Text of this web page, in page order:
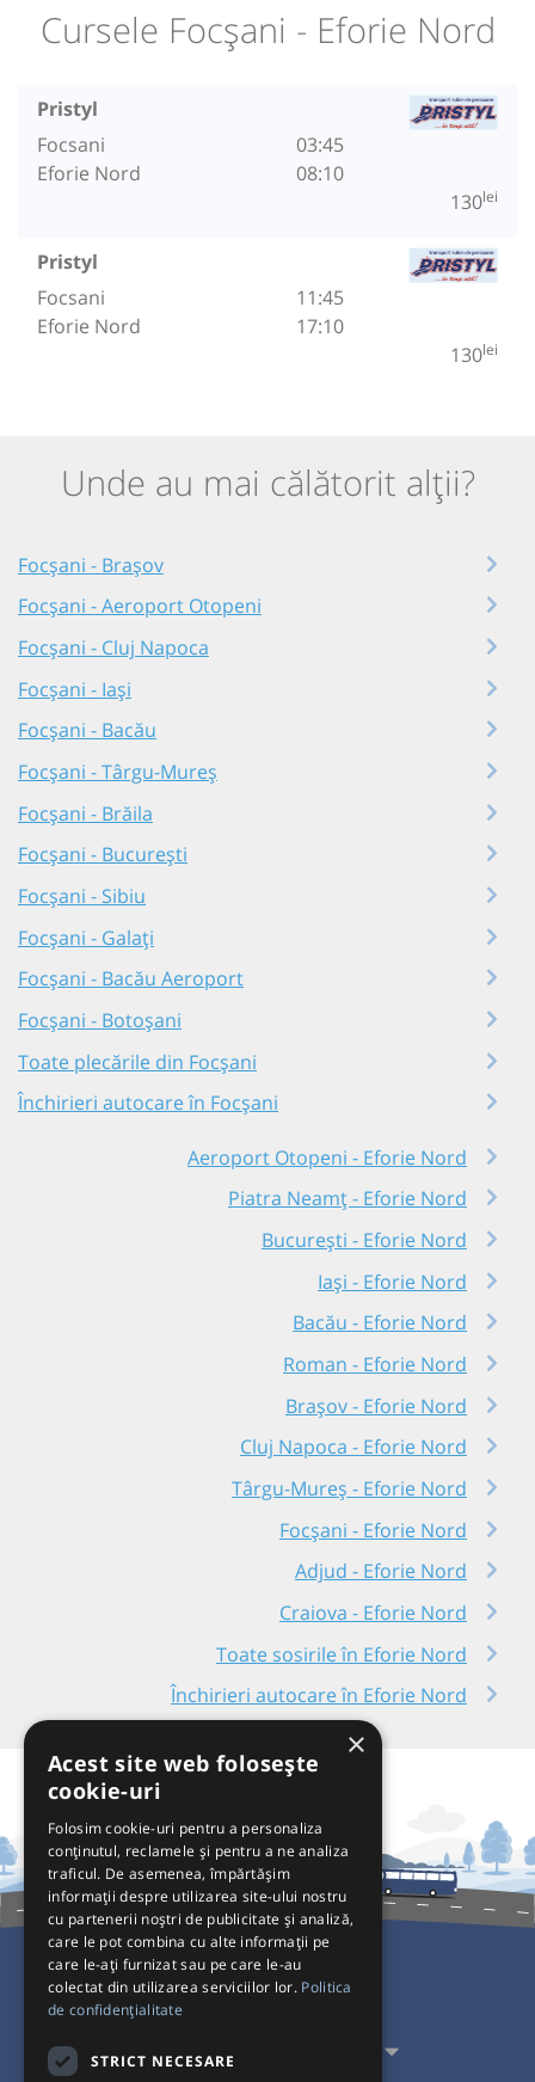
Cursele Focșani - Eforie Nord
Pristyl
Focsani
Eforie Nord
03:45
08:10
130lei
Pristyl
Focsani
Eforie Nord
11:45
17:10
130lei
Unde au mai călătorit alții?
Focșani - Brașov
Focșani - Aeroport Otopeni
Focșani - Cluj Napoca
Focșani - Iași
Focșani - Bacău
Focșani - Târgu-Mureș
Focșani - Brăila
Focșani - București
Focșani - Sibiu
Focșani - Galați
Focșani - Bacău Aeroport
Focșani - Botoșani
Toate plecările din Focșani
Închirieri autocare în Focșani
Aeroport Otopeni - Eforie Nord
Piatra Neamț - Eforie Nord
București - Eforie Nord
Iași - Eforie Nord
Bacău - Eforie Nord
Roman - Eforie Nord
Brașov - Eforie Nord
Cluj Napoca - Eforie Nord
Târgu-Mureș - Eforie Nord
Focșani - Eforie Nord
Adjud - Eforie Nord
Craiova - Eforie Nord
Toate sosirile în Eforie Nord
Închirieri autocare în Eforie Nord
Pentru Călători
Pentru Transportatori
×
Acest site web folosește
cookie-uri
Folosim cookie-uri pentru a personaliza
conținutul, reclamele și pentru a ne analiza
traficul. De asemenea, împărtășim
informații despre utilizarea site-ului nostru
cu partenerii noștri de publicitate și analiză,
care le pot combina cu alte informații pe
care le-ați furnizat sau pe care le-au
colectat din utilizarea serviciilor lor. Politica
de confidențialitate
STRICT NECESARE